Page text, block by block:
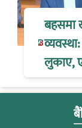
बहसमा
लुकाए,